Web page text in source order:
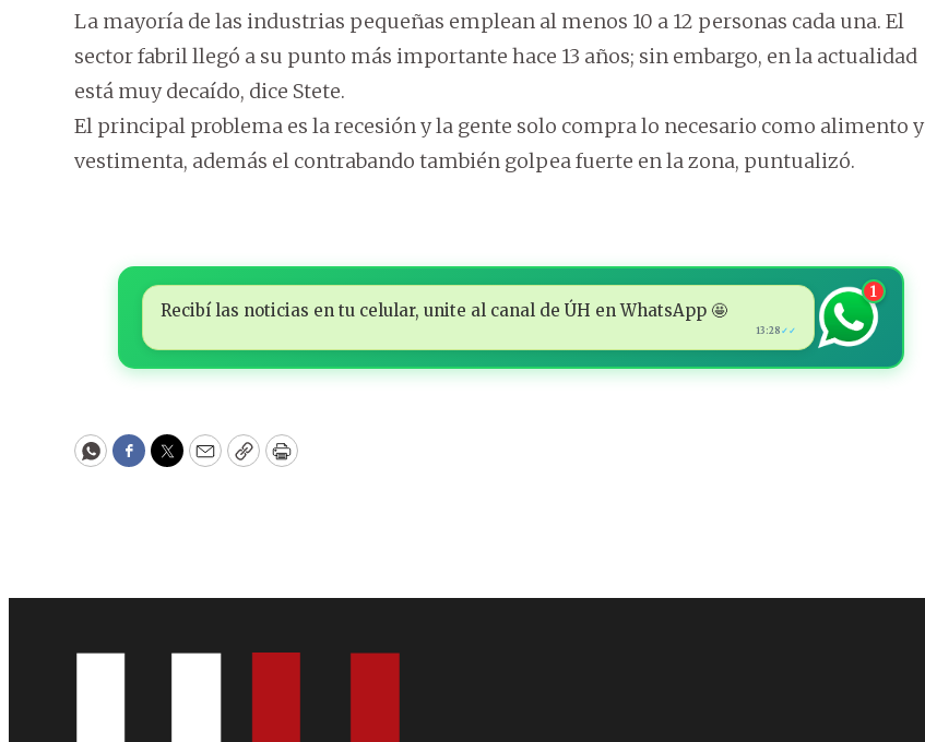
La mayoría de las industrias pequeñas emplean al menos 10 a 12 personas cada una. El
sector fabril llegó a su punto más importante hace 13 años; sin embargo, en la actualidad
está muy decaído, dice Stete.
El principal problema es la recesión y la gente solo compra lo necesario como alimento y
vestimenta, además el contrabando también golpea fuerte en la zona, puntualizó.
Recibí las noticias en tu celular, unite al canal de ÚH en WhatsApp 🤩
13:28 ✓✓
1
WhatsApp
Facebook
Twitter
EmailCopyPrint